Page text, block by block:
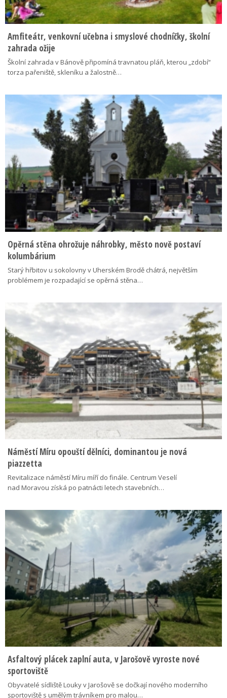
Amfiteátr, venkovní učebna i smyslové chodníčky, školní
zahrada ožije
Školní zahrada v Bánově připomíná travnatou pláň, kterou „zdobí“
torza pařeniště, skleníku a žalostně…
Opěrná stěna ohrožuje náhrobky, město nově postaví
kolumbárium
Starý hřbitov u sokolovny v Uherském Brodě chátrá, největším
problémem je rozpadající se opěrná stěna…
Náměstí Míru opouští dělníci, dominantou je nová
piazzetta
Revitalizace náměstí Míru míří do finále. Centrum Veselí
nad Moravou získá po patnácti letech stavebních…
Asfaltový plácek zaplní auta, v Jarošově vyroste nové
sportoviště
Obyvatelé sídliště Louky v Jarošově se dočkají nového moderního
sportoviště s umělým trávníkem pro malou…